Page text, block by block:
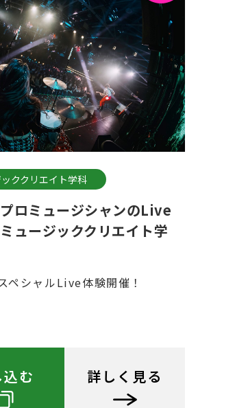
ククリエイト学科
プロミュージシャンのLive
ュージッククリエイト学
ペシャルLive体験開催！
む 詳しく見る